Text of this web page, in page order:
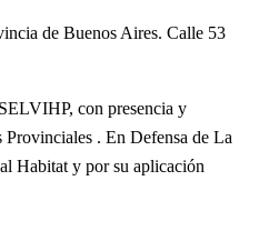
de Buenos Aires. Calle 53
con presencia y
. En Defensa de La
Habitat y por su aplicación